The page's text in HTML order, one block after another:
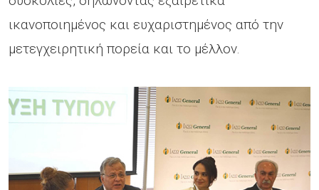
ικανοποιημένος και ευχαριστημένος από την
μετεγχειρητική πορεία και το μέλλον.